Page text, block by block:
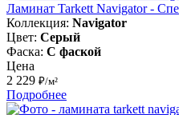
Ламинат Tarkett Navigator -
Коллекция: Navigator
Цвет: Серый
Фаска: С фаской
Цена
2 229 ₽/м²
Подробнее